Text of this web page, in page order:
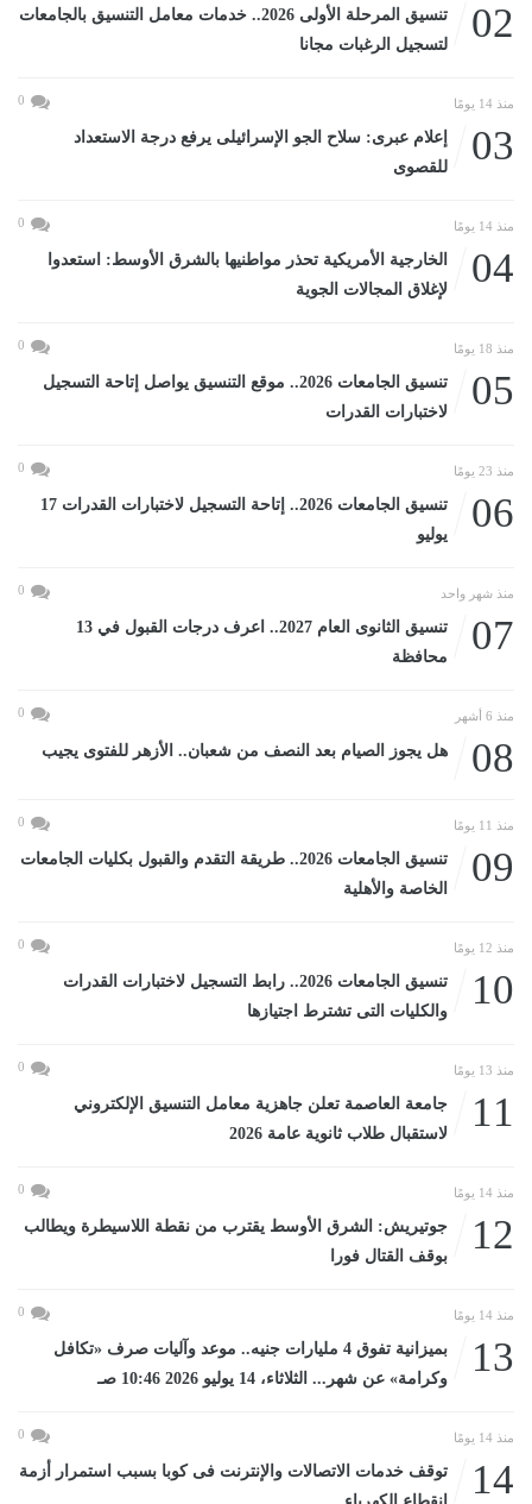
02
تنسيق المرحلة الأولى 2026.. خدمات معامل التنسيق بالجامعات
لتسجيل الرغبات مجانا
منذ 14 يومًا 0
03
إعلام عبرى: سلاح الجو الإسرائيلى يرفع درجة الاستعداد
للقصوى
منذ 14 يومًا 0
04
الخارجية الأمريكية تحذر مواطنيها بالشرق الأوسط: استعدوا
لإغلاق المجالات الجوية
منذ 18 يومًا 0
05
تنسيق الجامعات 2026.. موقع التنسيق يواصل إتاحة التسجيل
لاختبارات القدرات
منذ 23 يومًا 0
06
تنسيق الجامعات 2026.. إتاحة التسجيل لاختبارات القدرات 17
يوليو
منذ شهر واحد 0
07
تنسيق الثانوى العام 2027.. اعرف درجات القبول في 13
محافظة
منذ 6 أشهر 0
08 هل يجوز الصيام بعد النصف من شعبان.. الأزهر للفتوى يجيب
منذ 11 يومًا 0
09
تنسيق الجامعات 2026.. طريقة التقدم والقبول بكليات الجامعات
الخاصة والأهلية
منذ 12 يومًا 0
10
تنسيق الجامعات 2026.. رابط التسجيل لاختبارات القدرات
والكليات التى تشترط اجتيازها
منذ 13 يومًا 0
11
جامعة العاصمة تعلن جاهزية معامل التنسيق الإلكتروني
لاستقبال طلاب ثانوية عامة 2026
منذ 14 يومًا 0
12
جوتيريش: الشرق الأوسط يقترب من نقطة اللاسيطرة ويطالب
بوقف القتال فورا
منذ 14 يومًا 0
13
بميزانية تفوق 4 مليارات جنيه.. موعد وآليات صرف «تكافل
وكرامة» عن شهر... الثلاثاء، 14 يوليو 2026 10:46 صـ
منذ 14 يومًا 0
14
توقف خدمات الاتصالات والإنترنت فى كوبا بسبب استمرار أزمة